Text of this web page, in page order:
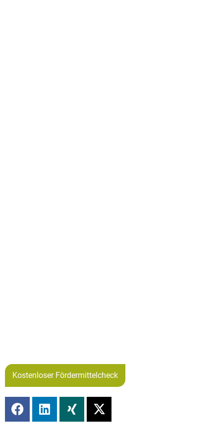
Kostenloser Fördermittelcheck